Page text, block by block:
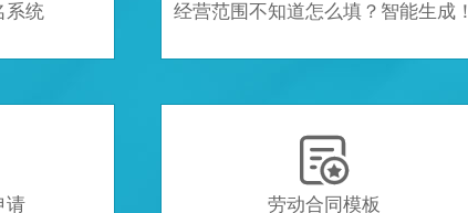
系统
经营范围不知道怎么填？智能生成！
请

劳动合同模板